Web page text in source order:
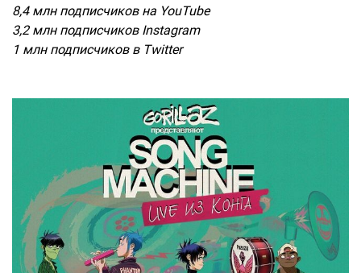
8,4 млн подписчиков на YouTube
3,2 млн подписчиков Instagram
1 млн подписчиков в Twitter